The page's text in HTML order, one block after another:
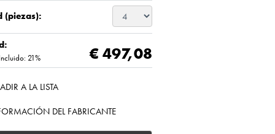
(piezas):
21% € 497,08
A LA LISTA
DEL FABRICANTE